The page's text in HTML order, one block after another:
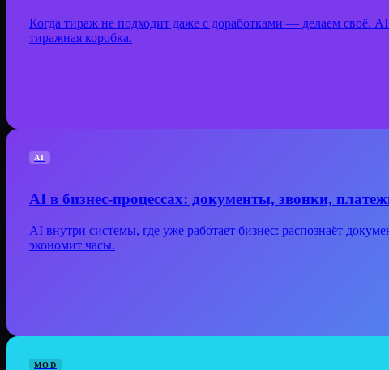
Когда тираж не подходит даже с доработками — делаем своё.
тиражная коробка.
AI
AI в бизнес-процессах: документы, звонки,
AI внутри системы, где уже работает бизнес: распознаёт
экономит часы.
MOD